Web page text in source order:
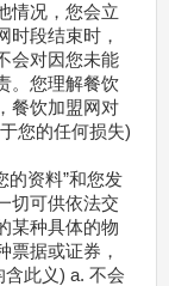
情况，您会立
时段结束时，
会对因您未能
。您理解餐饮
餐饮加盟网对
您的任何损失)
的资料”和您发
切可供依法交
某种具体的物
票据或证券，
含此义) a. 不会